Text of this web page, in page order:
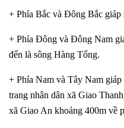
+ Phía Bắc và Đông Bắc giáp
+ Phía Đông và Đông Nam
đến là sông Hàng Tổng.
+ Phía Nam và Tây Nam
trang nhân dân xã Giao
xã Giao An khoảng 400m về